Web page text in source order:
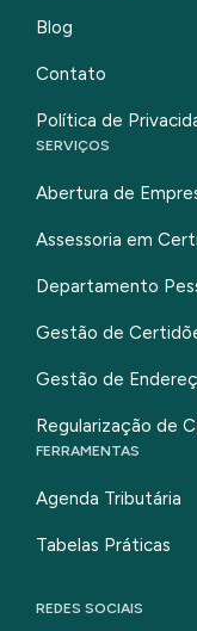
Blog
Contato
Política de
SERVIÇOS
Abertura de
Assessoria em
Departamento
Gestão de
Gestão de
Regularização de
FERRAMENTAS
Agenda Tributária
Tabelas Práticas
REDES SOCIAIS